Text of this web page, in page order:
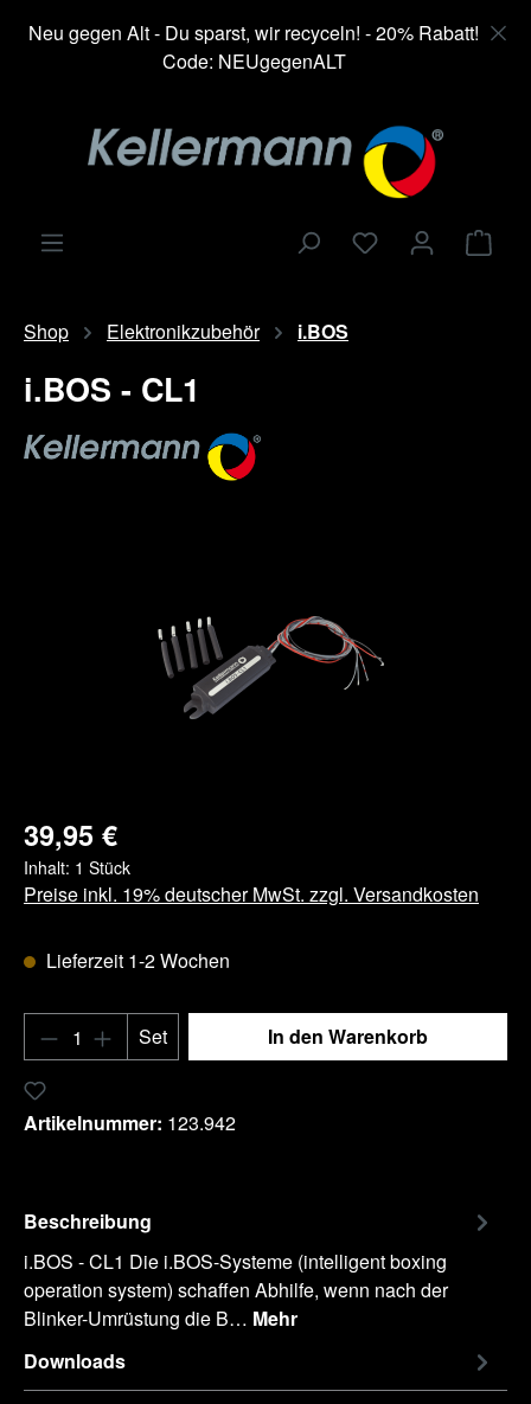
springen
Neu gegen Alt - Du sparst, wir recyceln! - 20% Rabatt!
Code: NEUgegenALT
Shop Elektronikzubehör i.BOS
i.BOS - CL1
39,95 €
Inhalt: 1 Stück
Preise inkl. 19% deutscher MwSt. zzgl. Versandkosten
Lieferzeit 1-2 Wochen
Produkt Anzahl: Gib den gewünschten
Set In den Warenkorb
Artikelnummer: 123.942
Beschreibung
i.BOS - CL1 Die i.BOS-Systeme (intelligent boxing
operation system) schaffen Abhilfe, wenn nach der
Blinker-Umrüstung die B… Mehr
Downloads